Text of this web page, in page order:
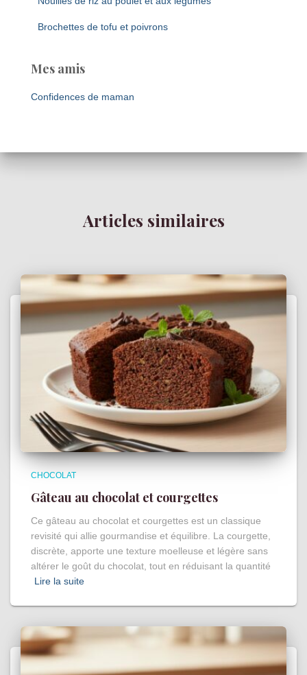
Brochettes de tofu et poivrons
Mes amis
Confidences de maman
Articles similaires
CHOCOLAT
Gâteau au chocolat et courgettes
Ce gâteau au chocolat et courgettes est un classique
revisité qui allie gourmandise et équilibre. La courgette,
discrète, apporte une texture moelleuse et légère sans
altérer le goût du chocolat, tout en réduisant la quantité
Lire la suite